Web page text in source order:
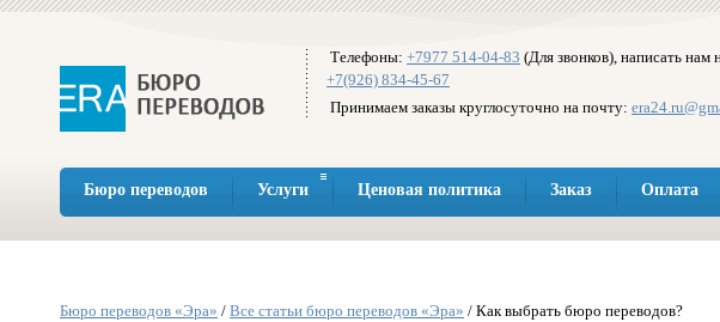
Телефоны: +7977 514-04-83 (Для звонков), написать нам
+7(926) 834-45-67
Принимаем заказы круглосуточно на почту:
Бюро переводов Услуги Ценовая политика Заказ Оплата
Бюро переводов «Эра» / Все статьи бюро переводов «Эра» / Как выбрать бюро переводов?